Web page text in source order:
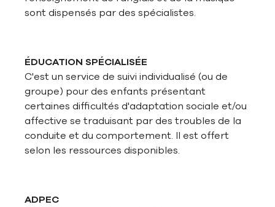
sont dispensés par des spécialistes.
ÉDUCATION SPÉCIALISÉE
C'est un service de suivi individualisé (ou de
groupe) pour des enfants présentant
certaines difficultés d'adaptation sociale et/ou
affective se traduisant par des troubles de la
conduite et du comportement. Il est offert
selon les ressources disponibles.
ADPEC